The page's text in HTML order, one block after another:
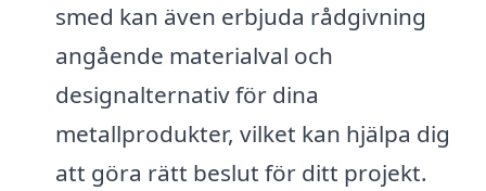
smed kan även erbjuda rådgivning
angående materialval och
designalternativ för dina
metallprodukter, vilket kan hjälpa dig
att göra rätt beslut för ditt projekt.